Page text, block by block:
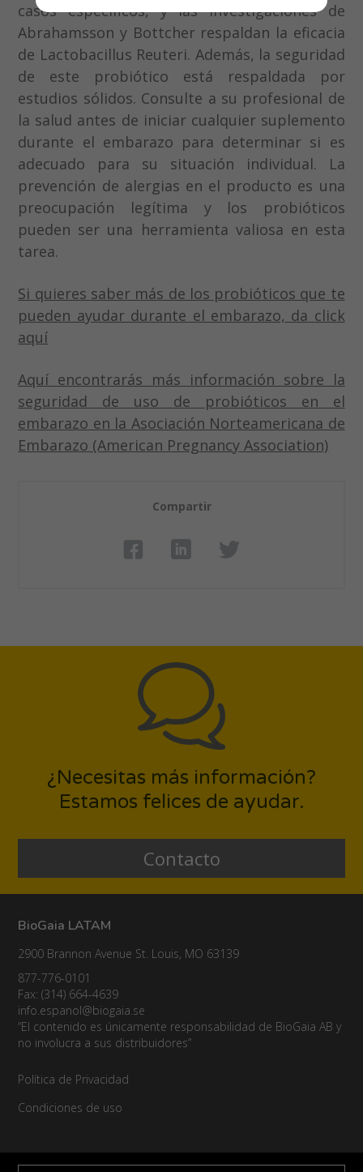
El Salvador
Guatemala
Honduras
México
Nicaragua
Panamá
Paraguay
República Dominicana
casos específicos, y las investigaciones de
Abrahamsson y Bottcher respaldan la eficacia
de Lactobacillus Reuteri. Además, la seguridad
de este probiótico está respaldada por
estudios sólidos. Consulte a su profesional de
la salud antes de iniciar cualquier suplemento
durante el embarazo para determinar si es
adecuado para su situación individual. La
prevención de alergias en el producto es una
preocupación legítima y los probióticos
pueden ser una herramienta valiosa en esta
tarea.
Si quieres saber más de los probióticos que te
pueden ayudar durante el embarazo, da click
aquí
Aquí encontrarás más información sobre la
seguridad de uso de probióticos en el
embarazo en la Asociación Norteamericana de
Embarazo (American Pregnancy Association)
Compartir
¿Necesitas más información?
Estamos felices de ayudar.
Contacto
BioGaia LATAM
2900 Brannon Avenue St. Louis, MO 63139
877-776-0101
Fax: (314) 664-4639
info.espanol@biogaia.se
“El contenido es únicamente responsabilidad de BioGaia AB y
no involucra a sus distribuidores”
Política de Privacidad
Condiciones de uso